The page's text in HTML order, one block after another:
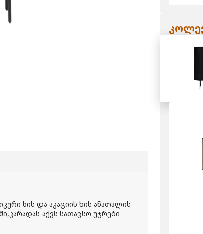
ხის და აკაციის ხის ანათალის
აქვს სათავსო უჯრები